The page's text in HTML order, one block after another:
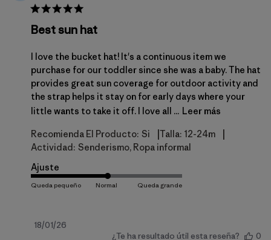
Best sun hat
I love the bucket hat! It's a continuous item we
purchase for our toddler since she was a baby. The hat
provides great sun coverage for outdoor activity and
the strap helps it stay on for early days where your
little wants to take it off. I love all ... Leer más
Recomienda El Producto: Si Talla: 12-24m
Actividad: Senderismo, Ropa informal
Ajuste
Fecha
18/01/26
¿Te ha resultado útil esta reseña?
0